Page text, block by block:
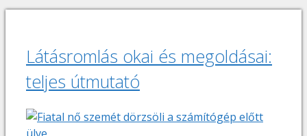
Látásromlás okai és megoldásai:
teljes útmutató